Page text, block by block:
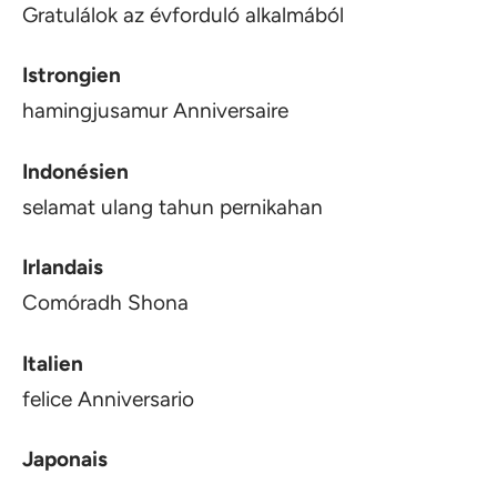
Gratulálok az évforduló alkalmából
Istrongien
hamingjusamur Anniversaire
Indonésien
selamat ulang tahun pernikahan
Irlandais
Comóradh Shona
Italien
felice Anniversario
Japonais